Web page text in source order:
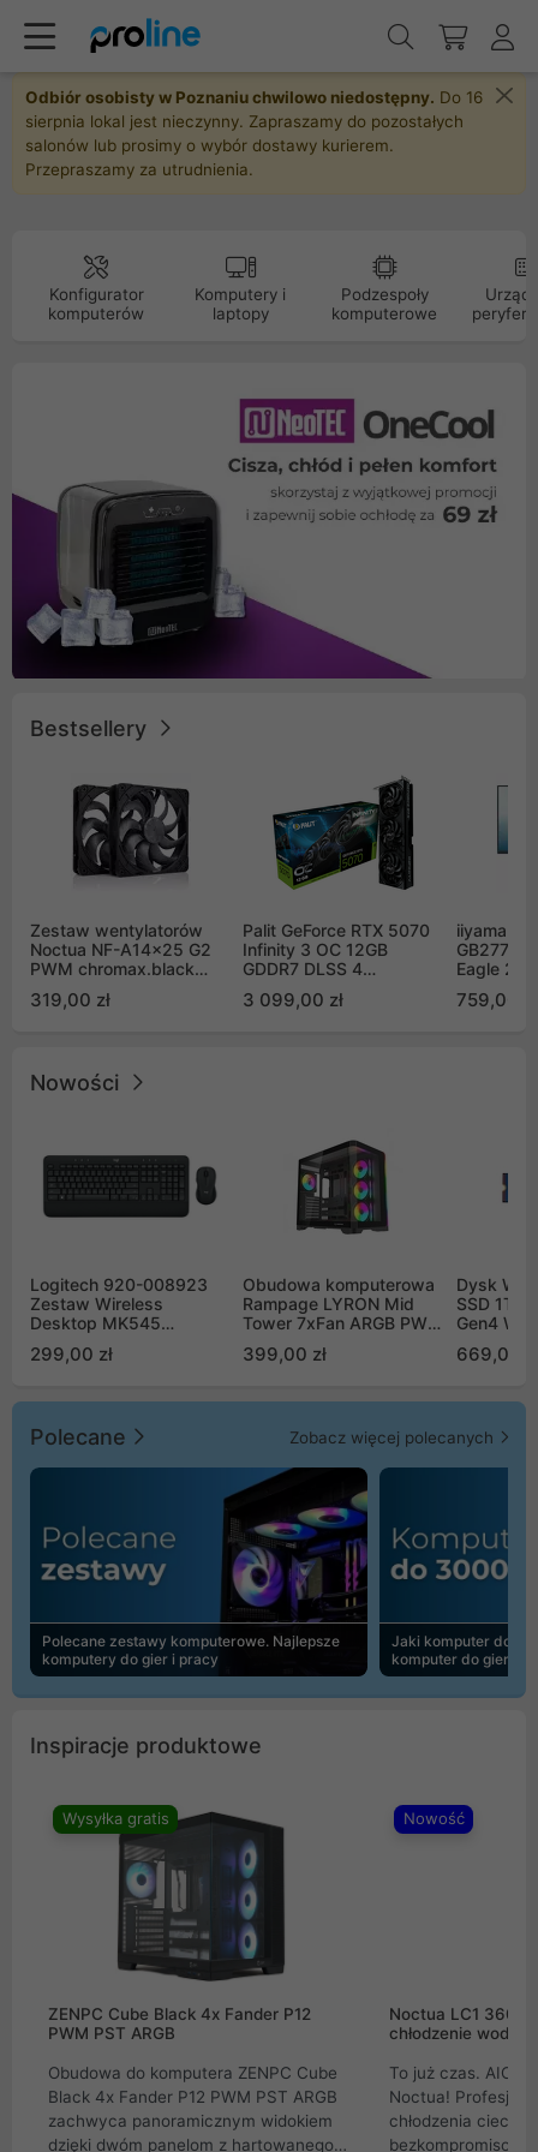
Odbiór osobisty w Poznaniu chwilowo niedostępny. Do 16
sierpnia lokal jest nieczynny. Zapraszamy do pozostałych
salonów lub prosimy o wybór dostawy kurierem.
Przepraszamy za utrudnienia.
Konfigurator
komputerów
Komputery i
laptopy
Podzespoły
komputerowe
Bestsellery
Zestaw wentylatorów
Noctua NF-A14x25 G2
PWM chromax.black
Push Pull (2szt)
319,00 zł
Palit GeForce RTX 5070
Infinity 3 OC 12GB
GDDR7 DLSS 4
GB2050S)
3 099,00 zł
iiyama G-
Eagle 27"
759,00 zł
Nowości
Logitech 920-008923
Zestaw Wireless
Desktop MK545
299,00 zł
Obudowa komputerowa
Rampage LYRON Mid
Tower 7xFan ARGB PWM
399,00 zł
Dysk WD
SSD 1TB
Gen4
669,00
Polecane Zobacz więcej polecanych
Polecane zestawy komputerowe. Najlepsze
komputery do gier i pracy
Jaki komputer do
komputer do gier |
Inspiracje produktowe
Wysyłka gratis
ZENPC Cube Black 4x Fander P12
PWM PST ARGB
Obudowa do komputera ZENPC Cube
Black 4x Fander P12 PWM PST ARGB
zachwyca panoramicznym widokiem
dzięki dwóm panelom z hartowanego
Nowość
Noctua LC1
chłodzenie wodne
To już czas. AIO
Noctua!
chłodzenia cieczą